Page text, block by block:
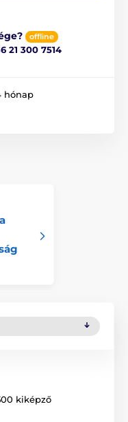
offline
21 300 7514
hónap
kiképző